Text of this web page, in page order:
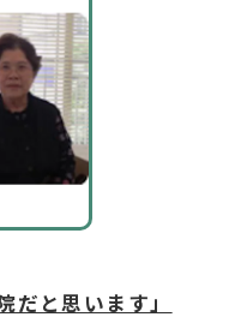
だと思います」